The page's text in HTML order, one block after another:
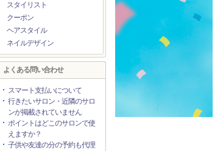
スタイリスト
クーポン
ヘアスタイル
ネイルデザイン
よくある問い合わせ
スマート支払いについて
行きたいサロン・近隣のサロ
ンが掲載されていません
ポイントはどこのサロンで使
えますか？
子供や友達の分の予約も代理